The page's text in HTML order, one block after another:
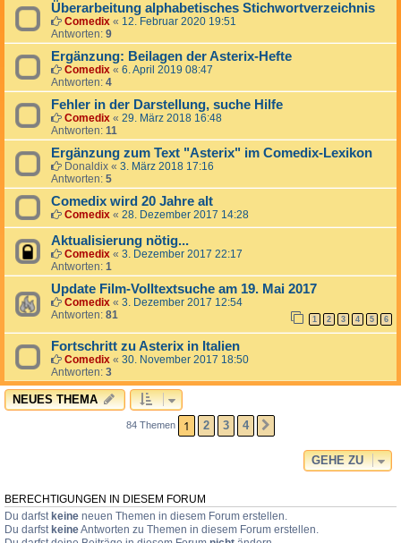
Überarbeitung alphabetisches Stichwortverzeichnis
Comedix « 12. Februar 2020 19:51
Antworten: 9
Ergänzung: Beilagen der Asterix-Hefte
Comedix « 6. April 2019 08:47
Antworten: 4
Fehler in der Darstellung, suche Hilfe
Comedix « 29. März 2018 16:48
Antworten: 11
Ergänzung zum Text "Asterix" im Comedix-Lexikon
Donaldix « 3. März 2018 17:16
Antworten: 5
Comedix wird 20 Jahre alt
Comedix « 28. Dezember 2017 14:28
Aktualisierung nötig...
Comedix « 3. Dezember 2017 22:17
Antworten: 1
Update Film-Volltextsuche am 19. Mai 2017
Comedix « 3. Dezember 2017 12:54
Antworten: 81 1 2 3 4 5 6
Fortschritt zu Asterix in Italien
Comedix « 30. November 2017 18:50
Antworten: 3
NEUES THEMA
84 Themen 1 2 3 4
GEHE ZU
BERECHTIGUNGEN IN DIESEM FORUM
Du darfst keine neuen Themen in diesem Forum erstellen.
Du darfst keineAntworten zu Themen in diesem Forum erstellen.